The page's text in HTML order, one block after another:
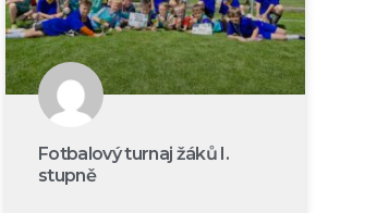
Fotbalový turnaj žáků I.
stupně